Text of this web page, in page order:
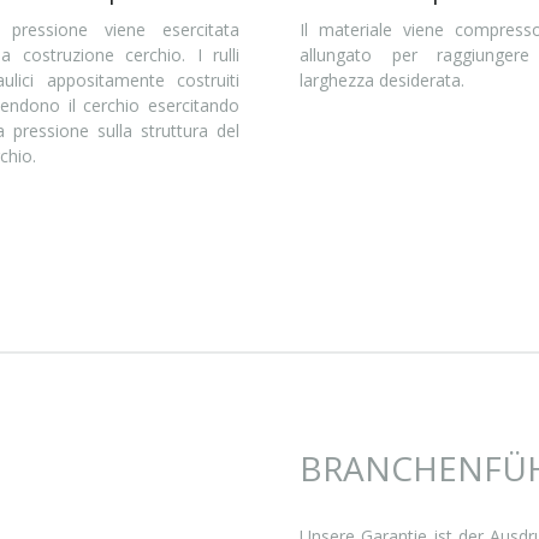
pressione viene esercitata
costruzione cerchio. I rulli
appositamente costruiti
il cerchio esercitando
pressione sulla struttura del
Il materiale viene
allungato per
larghezza desiderata.